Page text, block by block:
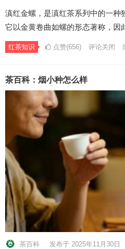
滇红金螺，是滇红茶系列中的一种
它以金黄卷曲如螺的形态著称，
红茶知识 点赞(656) 评论关闭
茶百科：烟小种怎么样
茶百科 发布于 2025年11月30日